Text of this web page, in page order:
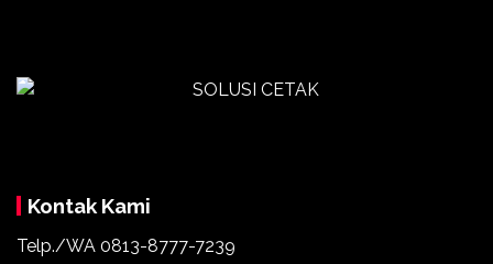
Kontak Kami
Telp./WA 0813-8777-7239